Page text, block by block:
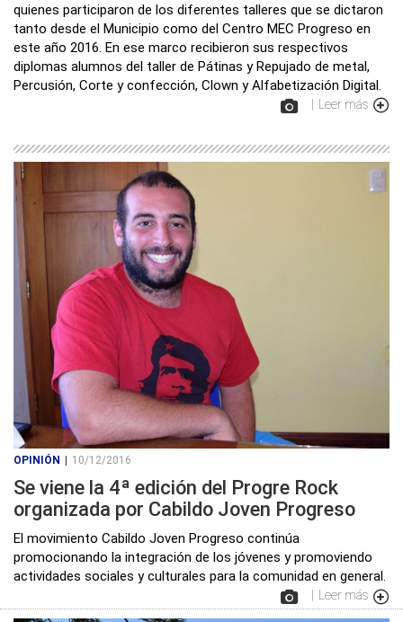
quienes participaron de los diferentes talleres que se dictaron
tanto desde el Municipio como del Centro MEC Progreso en
este año 2016. En ese marco recibieron sus respectivos
diplomas alumnos del taller de Pátinas y Repujado de metal,
Percusión, Corte y confección, Clown y Alfabetización Digital.
Leer más
|
OPINIÓN 10/12/2016
Se viene la 4ª edición del Progre Rock
organizada por Cabildo Joven Progreso
El movimiento Cabildo Joven Progreso continúa
promocionando la integración de los jóvenes y promoviendo
actividades sociales y culturales para la comunidad en general.
Leer más